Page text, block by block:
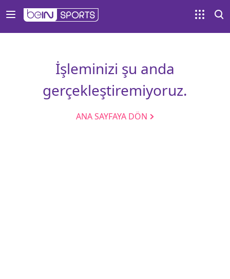
İşleminizi şu anda
gerçekleştiremiyoruz.
ANA SAYFAYA DÖN